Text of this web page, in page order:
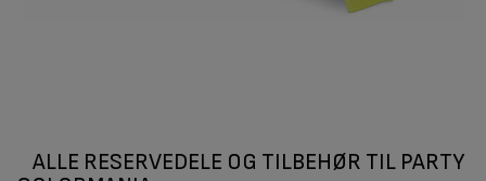
ALLE RESERVEDELE OG TILBEHØR TIL PARTY